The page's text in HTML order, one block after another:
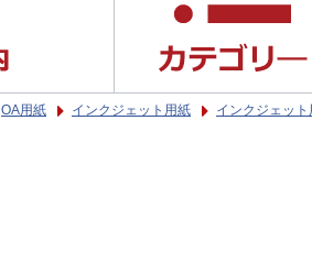
OA用紙 インクジェット用紙 インクジェット